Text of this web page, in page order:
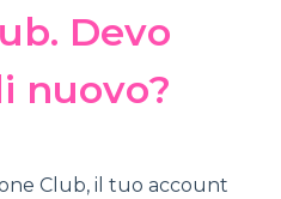
Devo
nuovo?
Club, il tuo account